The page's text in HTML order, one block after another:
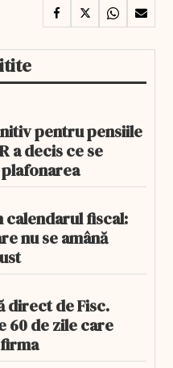
pentru pensiile
a decis ce se
calendarul fiscal:
nu se amână
direct de Fisc.
60 de zile care